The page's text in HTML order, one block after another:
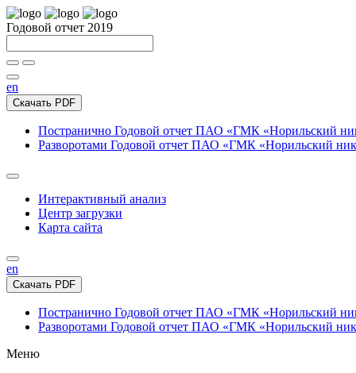
Годовой отчет 2019
en
Скачать PDF
Постранично Годовой отчет ПАО «ГМК «Норильский
Разворотами Годовой отчет ПАО «ГМК «Норильский
Интерактивный анализ
Центр загрузки
Карта сайта
en
Скачать PDF
Постранично Годовой отчет ПАО «ГМК «Норильский
Разворотами Годовой отчет ПАО «ГМК «Норильский
Меню